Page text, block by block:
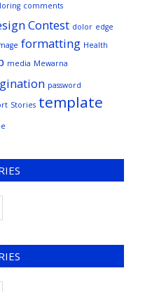
comments
Contest dolor edge
formatting Health
media Mewarna
password
Stories template